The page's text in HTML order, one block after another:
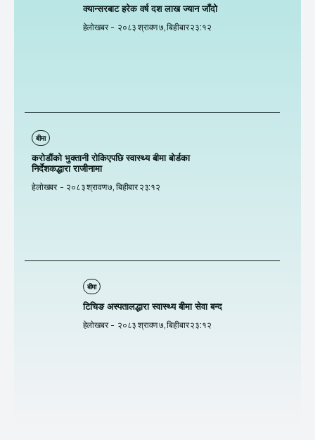
क्यान्सरबाट हरेक वर्ष दश लाख ज्यान जाँदो
हेलाेखबर - २०८३ श्रावण ७, बिहीबार २३:१२
बीमा
करोडौंको भुक्तानी रोकिएपछि स्वास्थ्य बीमा बोर्डका
निर्देशकद्धारा राजीनामा
हेलाेखबर - २०८३ श्रावण ७, बिहीबार २३:१२
बीमा
टिचिङ अस्पतालद्धारा स्वास्थ्य बीमा सेवा बन्द
हेलाेखबर - २०८३ श्रावण ७, बिहीबार २३:१२